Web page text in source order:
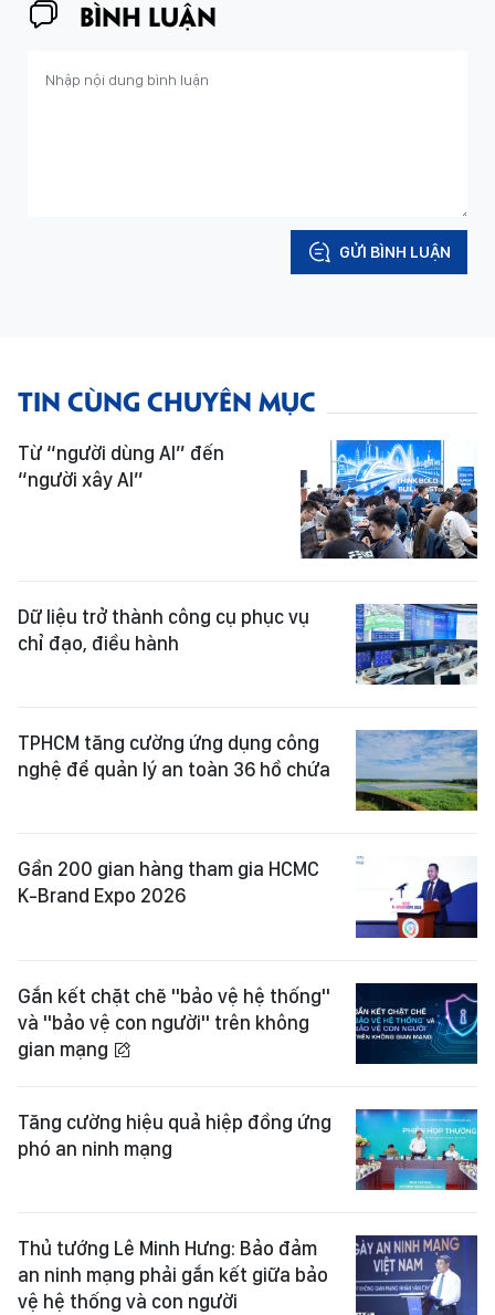
BÌNH LUẬN
GỬI BÌNH LUẬN
TIN CÙNG CHUYÊN MỤC
Từ “người dùng AI” đến
“người xây AI”
Dữ liệu trở thành công cụ phục vụ
chỉ đạo, điều hành
TPHCM tăng cường ứng dụng công
nghệ để quản lý an toàn 36 hồ chứa
Gần 200 gian hàng tham gia HCMC
K-Brand Expo 2026
Gắn kết chặt chẽ "bảo vệ hệ thống"
và "bảo vệ con người" trên không
gian mạng
Tăng cường hiệu quả hiệp đồng ứng
phó an ninh mạng
Thủ tướng Lê Minh Hưng: Bảo đảm
an ninh mạng phải gắn kết giữa bảo
vệ hệ thống và con người